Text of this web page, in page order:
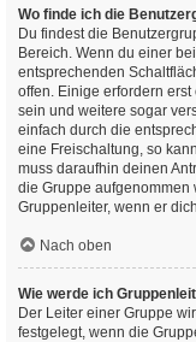
Wo finde ich die
Du findest die
Bereich. Wenn du einer
entsprechenden
offen. Einige erfordern
sein und weitere sogar
einfach durch die
eine Freischaltung, so
muss daraufhin deinen
die Gruppe aufgenommen
Gruppenleiter, wenn er
Nach oben
Wie werde ich
Der Leiter einer Gruppe
festgelegt, wenn die